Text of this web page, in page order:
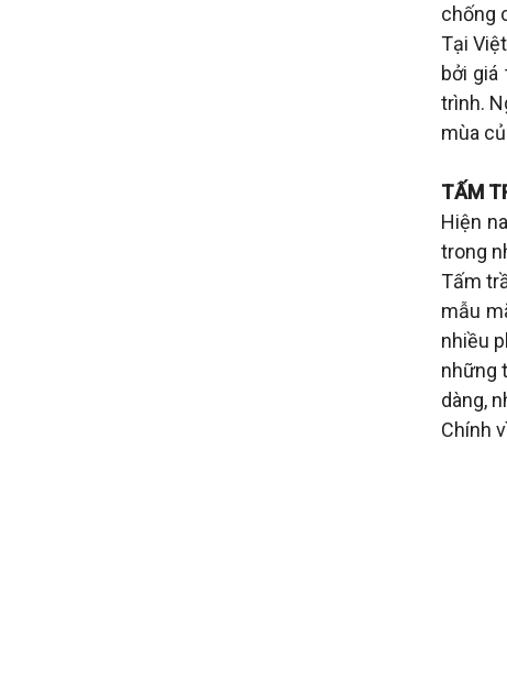
chống
Tại
bởi
trình.
mùa
TẤM
Hiện
trong
Tấm
mẫu
nhiều
những
dàng,
Chính